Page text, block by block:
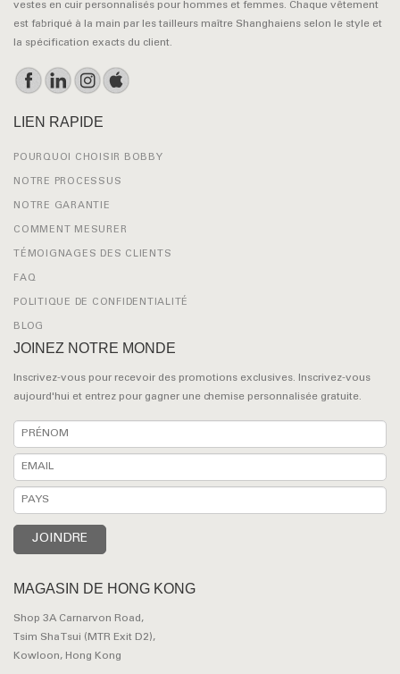
vestes en cuir personnalisés pour hommes et femmes. Chaque vêtement
est fabriqué à la main par les tailleurs maître Shanghaiens selon le style et
la spécification exacts du client.
LIEN RAPIDE
POURQUOI CHOISIR BOBBY
NOTRE PROCESSUS
NOTRE GARANTIE
COMMENT MESURER
TÉMOIGNAGES DES CLIENTS
FAQ
POLITIQUE DE CONFIDENTIALITÉ
BLOG
JOINEZ NOTRE MONDE
Inscrivez-vous pour recevoir des promotions exclusives. Inscrivez-vous
aujourd'hui et entrez pour gagner une chemise personnalisée gratuite.
MAGASIN DE HONG KONG
Shop 3A Carnarvon Road,
Tsim Sha Tsui (MTR Exit D2),
Kowloon, Hong Kong